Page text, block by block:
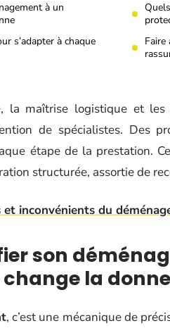
à un
s’adapter à chaque
la maîtrise logistique et
de spécialistes. Des
étape de la prestation.
structurée, assortie de
et inconvénients du
son
la donne
, c’est une mécanique de